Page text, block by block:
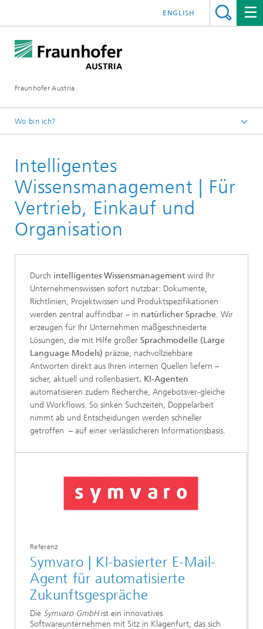
Fraunhofer Austria
ENGLISH
Wo bin ich?
Leistungen
Intelligentes
Wissensmanagement | Für
Vertrieb, Einkauf und
Organisation
Durch intelligentes Wissensmanagement wird Ihr
Unternehmenswissen sofort nutzbar: Dokumente,
Richtlinien, Projektwissen und Produktspezifikationen
werden zentral auffindbar – in natürlicher Sprache. Wir
erzeugen für Ihr Unternehmen maßgeschneiderte
Lösungen, die mit Hilfe großer Sprachmodelle (Large
Language Models) präzise, nachvollziehbare
Antworten direkt aus Ihren internen Quellen liefern –
sicher, aktuell und rollenbasiert. KI-Agenten
automatisieren zudem Recherche, Angebotsver-gleiche
und Workflows. So sinken Suchzeiten, Doppelarbeit
nimmt ab und Entscheidungen werden schneller
getroffen – auf einer verlässlicheren Informationsbasis.
Referenz
Symvaro | KI-basierter E-Mail-
Agent für automatisierte
Zukunftsgespräche
Die Symvaro GmbHist ein innovatives
Softwareunternehmen mit Sitz in Klagenfurt, das sich